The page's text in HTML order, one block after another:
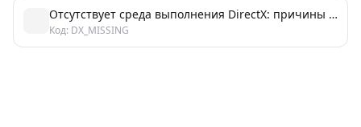
Отсутствует среда выполнения DirectX: причины и быстрое исправление
Код: DX_MISSING